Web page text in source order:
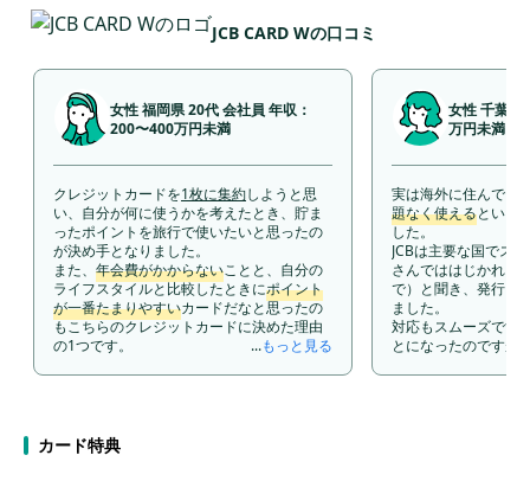
JCB CARD Wの口コミ
女性 福岡県 20代 会社員 年収：
200〜400万円未満
クレジットカードを1枚に集約しようと思
い、自分が何に使うかを考えたとき、貯ま
ったポイントを旅行で使いたいと思ったの
が決め手となりました。
また、 年会費がかからないことと、自分の
ライフスタイルと比較したときにポイント
が一番たまりやすいカードだなと思ったの
もこちらのクレジットカードに決めた理由
の1つです。
...もっと見る
女性 千葉県
万円未満
実は海外に住んでい
題なく使えるという
した。
JCBは主要な国でス
さんでははじかれる
で）と聞き、発行し
ました。
対応もスムーズです
とになったのですが
カード特典